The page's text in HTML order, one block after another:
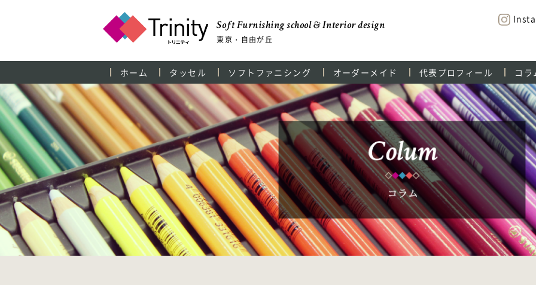
Soft Furnishing school & Interior design
東京・自由が丘
ホーム タッセル ソフトファニシング オーダーメイド 代表プロフィール コラ